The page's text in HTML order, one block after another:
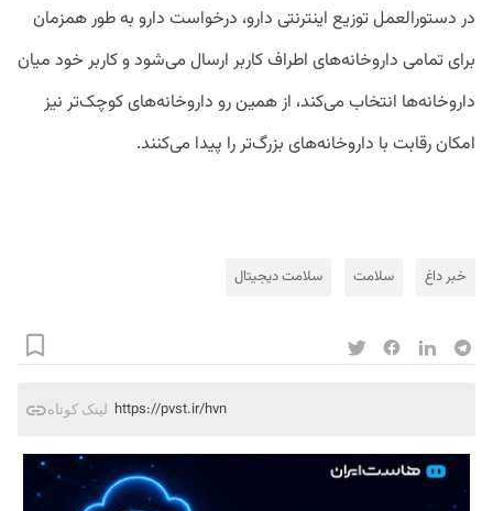
در دستورالعمل توزیع اینترنتی دارو، درخواست دارو به طور همزمان
برای تمامی داروخانه‌های اطراف کاربر ارسال می‌شود و کاربر خود میان
داروخانه‌ها انتخاب می‌کند، از همین رو داروخانه‌های کوچک‌تر نیز
امکان رقابت با داروخانه‌های بزرگ‌تر را پیدا می‌کنند.
خبر داغ سلامت سلامت دیجیتال
لینک کوتاه https://pvst.ir/hvn